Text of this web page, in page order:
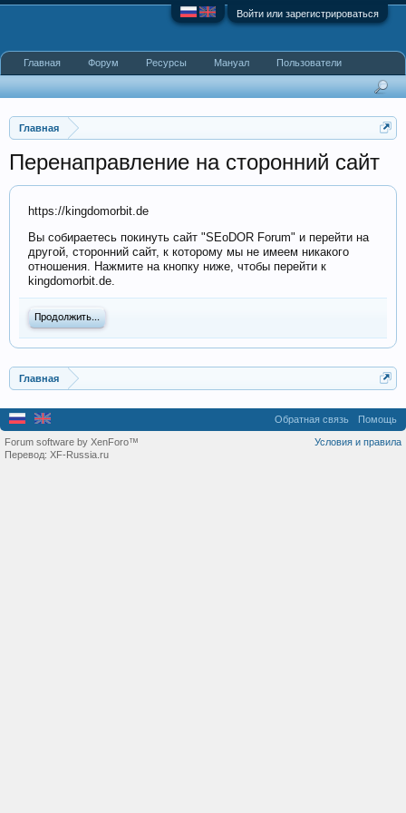
Войти или зарегистрироваться
Главная
Перенаправление на сторонний сайт
https://kingdomorbit.de
Вы собираетесь покинуть сайт "SEoDOR Forum" и перейти на
другой, сторонний сайт, к которому мы не имеем никакого
отношения. Нажмите на кнопку ниже, чтобы перейти к
kingdomorbit.de.
Продолжить...
Главная
Главная Форум Ресурсы Мануал Пользователи
Обратная связь Помощь
Условия и правила
Forum software by XenForo™
Перевод: XF-Russia.ru